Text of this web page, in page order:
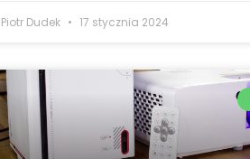
Piotr Dudek 17 stycznia 2024